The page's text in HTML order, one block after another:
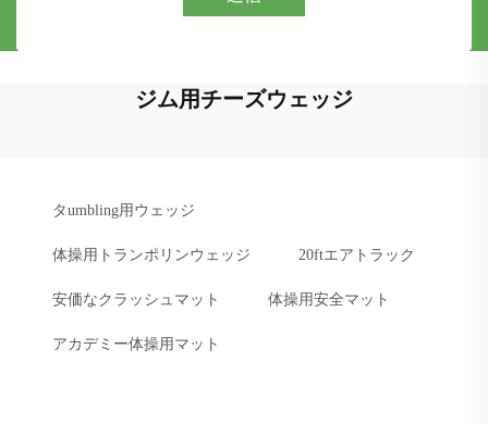
ジム用チーズウェッジ
タumbling用ウェッジ
体操用トランポリンウェッジ 20ftエアトラック
安価なクラッシュマット 体操用安全マット
アカデミー体操用マット